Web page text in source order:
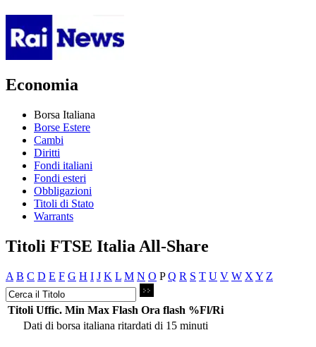
Economia
Borsa Italiana
Borse Estere
Cambi
Diritti
Fondi italiani
Fondi esteri
Obbligazioni
Titoli di Stato
Warrants
Titoli FTSE Italia All-Share
A B C D E F G H I J K L M N O PQ R S T U V W X Y Z
Titoli Uffic. Min Max Flash Ora flash %Fl/Ri
Dati di borsa italiana ritardati di 15 minuti